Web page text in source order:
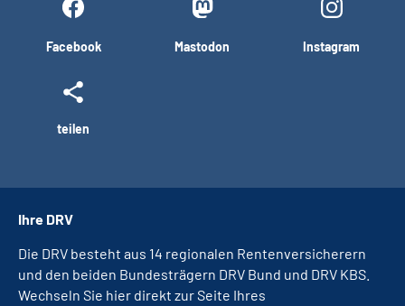
Facebook Mastodon Instagram
teilen
Ihre DRV
Die DRV besteht aus 14 regionalen Rentenversicherern
und den beiden Bundesträgern DRV Bund und DRV KBS.
Wechseln Sie hier direkt zur Seite Ihres